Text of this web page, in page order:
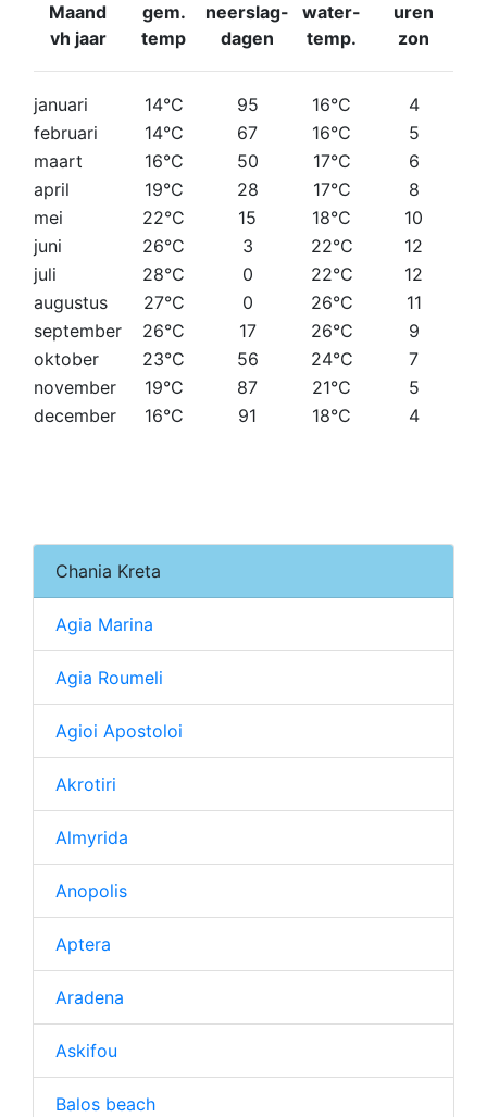
Maand
vh jaar
gem.
temp
neerslag-
dagen
water-
temp.
uren
zon
januari 14°C 95 16°C
4
februari
14°C 67 16°C
5
maart
16°C 50 17°C
6
april
19°C 28 17°C
8
mei
22°C 15 18°C
10
juni
26°C 3 22°C
12
juli
28°C 0 22°C
12
augustus
27°C 0 26°C
11
september
26°C 17 26°C
9
oktober
23°C 56 24°C
7
november
19°C 87 21°C
5
december
16°C 91 18°C 4
Chania Kreta
Agia Marina
Agia Roumeli
Agioi Apostoloi
Akrotiri
Almyrida
Anopolis
Aptera
Aradena
Askifou
Balos beach